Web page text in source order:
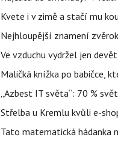
Kvete i v zimě a stačí mu
Nejhloupější znamení
Ve vzduchu vydržel jen
Maličká knížka po babičce,
„Azbest IT světa“: 70 %
Střelba u Kremlu kvůli e-
Tato matematická hádanka